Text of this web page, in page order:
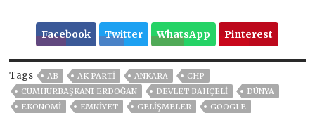
Facebook Twitter WhatsApp Pinterest
Tags AB AK PARTİ ANKARA
CHP
CUMHURBAŞKANI ERDOĞAN
DEVLET BAHÇELİ
DÜNYA
EKONOMİ
EMNİYET GELIŞMELER
GOOGLE